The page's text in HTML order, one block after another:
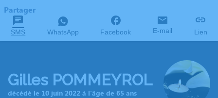
Partager
SMS WhatsApp Facebook E-mail Lien
Gilles POMMEYROL
décédé le 10 juin 2022 à l'âge de 65 ans